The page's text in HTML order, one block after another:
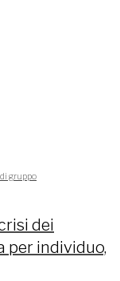
gruppo
dei
per individuo,